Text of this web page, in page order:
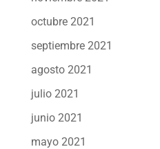
octubre 2021
septiembre 2021
agosto 2021
julio 2021
junio 2021
mayo 2021